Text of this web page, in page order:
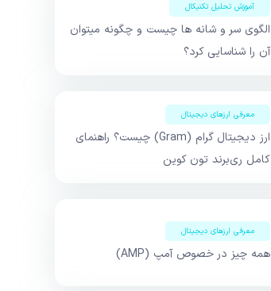
آموزش تحلیل تکنیکال
الگوی سر و شانه ها چیست و چگونه میتوان
آن را شناسایی کرد؟
معرفی ارزهای دیجیتال
ارز دیجیتال گرام (Gram) چیست؟ راهنمای
کامل ری‌برند تون کوین
معرفی ارزهای دیجیتال
همه چیز در خصوص آمپ (AMP)